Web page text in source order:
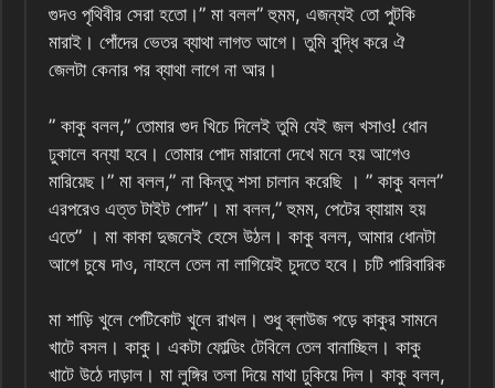
গুদও পৃথিবীর সেরা হতো।” মা বলল” হুমম, এজন্যই তো পুটকি
মারাই। পোঁদের ভেতর ব্যাথা লাগত আগে। তুমি বুদ্ধি করে ঐ
জেলটা কেনার পর ব্যাথা লাগে না আর।
” কাকু বলল,” তোমার গুদ খিচে দিলেই তুমি যেই জল খসাও! ধোন
ঢুকালে বন্যা হবে। তোমার পোদ মারানো দেখে মনে হয় আগেও
মারিয়েছ।” মা বলল,” না কিন্তু শসা চালান করেছি । ” কাকু বলল”
এরপরেও এত্ত টাইট পোদ”। মা বলল,” হুমম, পেটের ব্যায়াম হয়
এতে” । মা কাকা দুজনেই হেসে উঠল। কাকু বলল, আমার ধোনটা
আগে চুষে দাও, নাহলে তেল না লাগিয়েই চুদতে হবে। চটি পারিবারিক
মা শাড়ি খুলে পেটিকোট খুলে রাখল। শুধু ব্লাউজ পড়ে কাকুর সামনে
খাটে বসল। কাকু। একটা ফোল্ডিং টেবিলে তেল বানাচ্ছিল। কাকু
খাটে উঠে দাড়াল। মা লুঙ্গির তলা দিয়ে মাথা ঢুকিয়ে দিল। কাকু বলল,